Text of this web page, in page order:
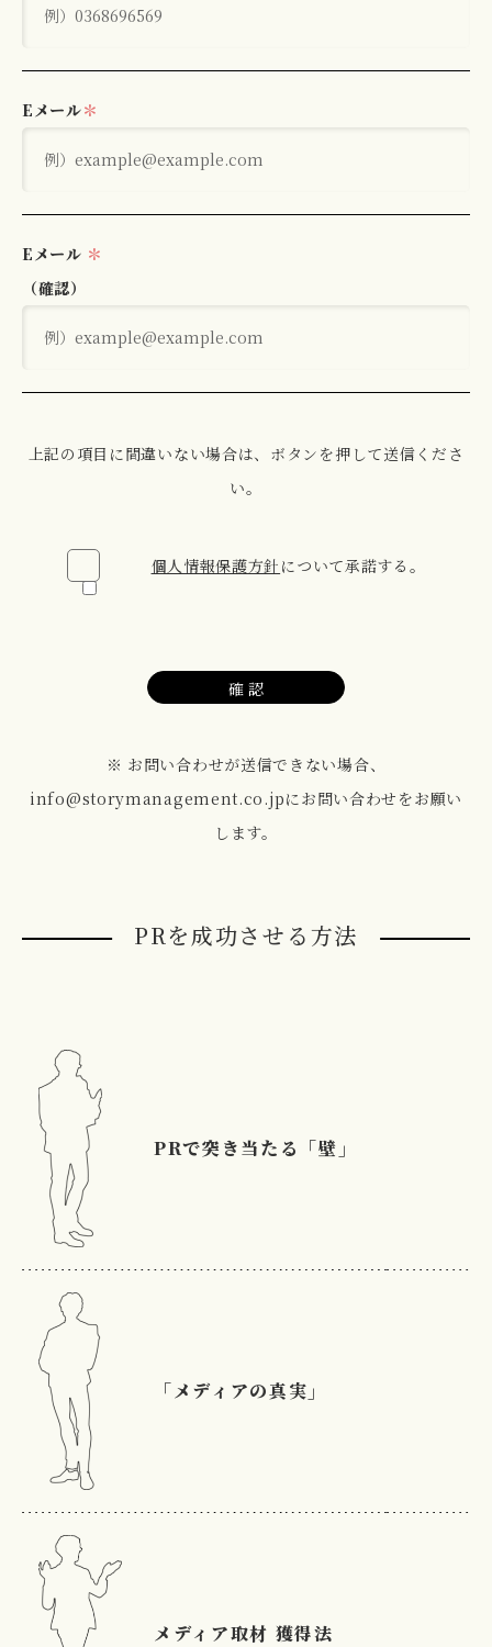
Eメール＊
Eメール
（確認）
＊
上記の項目に間違いない場合は、ボタンを押して送信くださ
い。
個人情報保護方針 について承諾する。
※ お問い合わせが送信できない場合、
info@storymanagement.co.jpにお問い合わせをお願い
します。
PRを成功させる方法
PRで突き当たる「壁」
「メディアの真実」
メディア取材 獲得法